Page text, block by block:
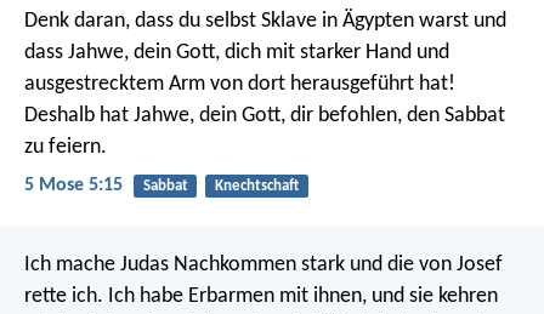
Denk daran, dass du selbst Sklave in Ägypten warst und
dass Jahwe, dein Gott, dich mit starker Hand und
ausgestrecktem Arm von dort herausgeführt hat!
Deshalb hat Jahwe, dein Gott, dir befohlen, den Sabbat
zu feiern.
5 Mose 5:15 Sabbat Knechtschaft
Ich mache Judas Nachkommen stark und die von Josef
rette ich. Ich habe Erbarmen mit ihnen, und sie kehren